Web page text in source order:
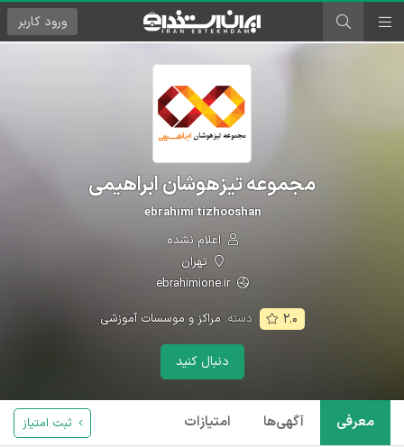
ورود کاربر
مجموعه تیزهوشان ابراهیمی
ebrahimi tizhooshan
اعلام نشده
تهران
ebrahimione.ir
۲.۰ دسته:مراکز و موسسات آموزشی
دنبال کنید
معرفی آگهی‌ها امتیازات ثبت امتیاز